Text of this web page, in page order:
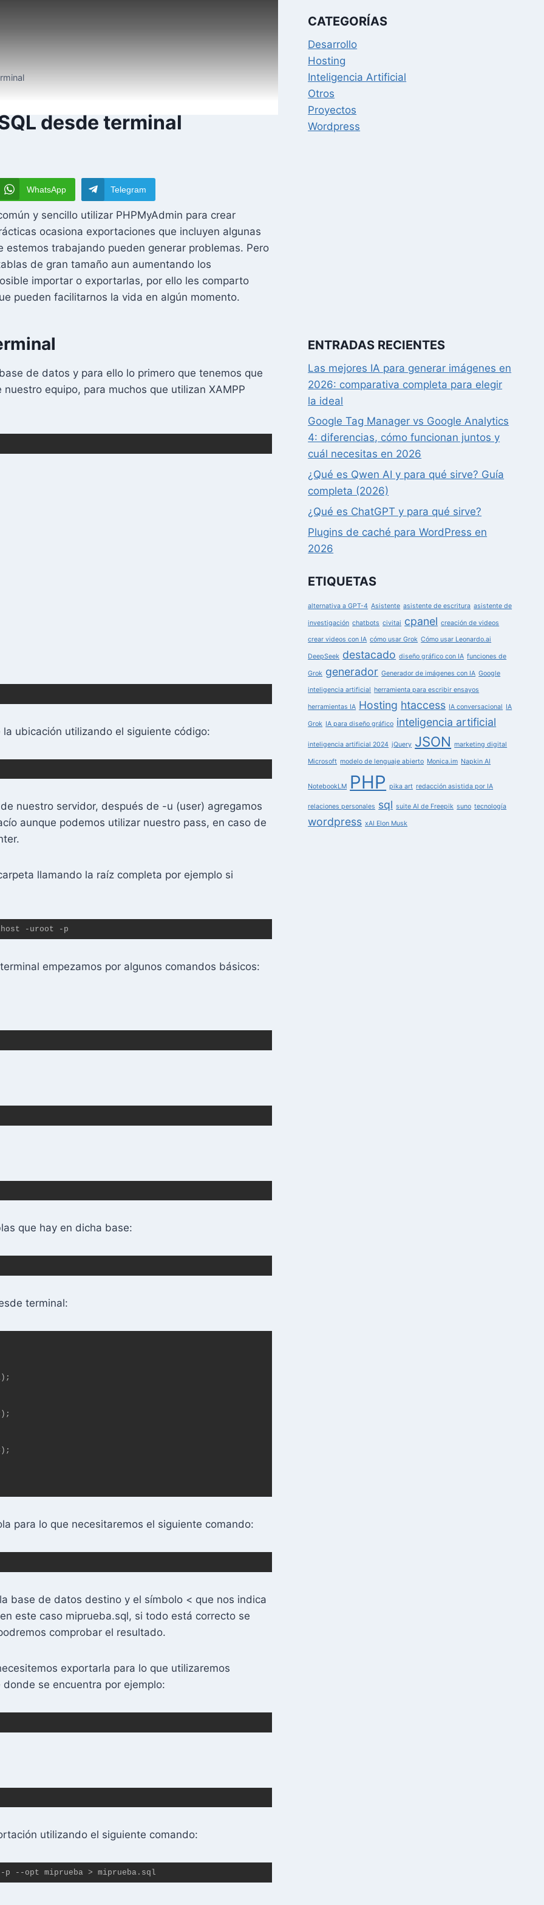
desde terminal
WhatsApp Telegram
y sencillo utilizar PHPMyAdmin para crear
ocasiona exportaciones que incluyen algunas
trabajando pueden generar problemas. Pero
de gran tamaño aun aumentando los
importar o exportarlas, por ello les comparto
pueden facilitarnos la vida en algún momento.
de datos y para ello lo primero que tenemos que
equipo, para muchos que utilizan XAMPP
ubicación utilizando el siguiente código:
nuestro servidor, después de -u (user) agregamos
aunque podemos utilizar nuestro pass, en caso de
llamando la raíz completa por ejemplo si
-uroot -p
empezamos por algunos comandos básicos:
que hay en dicha base:
terminal:
para lo que necesitaremos el siguiente comando:
base de datos destino y el símbolo < que nos indica
este caso miprueba.sql, si todo está correcto se
comprobar el resultado.
exportarla para lo que utilizaremos
se encuentra por ejemplo:
utilizando el siguiente comando:
p --opt miprueba > miprueba.sql
CATEGORÍAS
Desarrollo
Hosting
Inteligencia Artificial
Otros
Proyectos
Wordpress
ENTRADAS RECIENTES
Las mejores IA para generar imágenes en
2026: comparativa completa para elegir
la ideal
Google Tag Manager vs Google Analytics
4: diferencias, cómo funcionan juntos y
cuál necesitas en 2026
¿Qué es Qwen AI y para qué sirve? Guía
completa (2026)
¿Qué es ChatGPT y para qué sirve?
Plugins de caché para WordPress en
2026
ETIQUETAS
alternativa a GPT-4 Asistente asistente de escritura asistente de
investigación chatbots civitai cpanel creación de videos
crear videos con IA cómo usar Grok Cómo usar Leonardo.ai
DeepSeek destacado diseño gráfico con IA funciones de
Grok generador Generador de imágenes con IA Google
inteligencia artificial herramienta para escribir ensayos
herramientas IA Hosting htaccess IA conversacional IA
Grok IA para diseño gráfico inteligencia artificial
inteligencia artificial 2024 jQuery JSON marketing digital
Microsoft modelo de lenguaje abierto Monica.im Napkin AI
NotebookLM PHP pika art redacción asistida por IA
relaciones personales sql suite AI de Freepik suno tecnología
wordpress xAI Elon Musk